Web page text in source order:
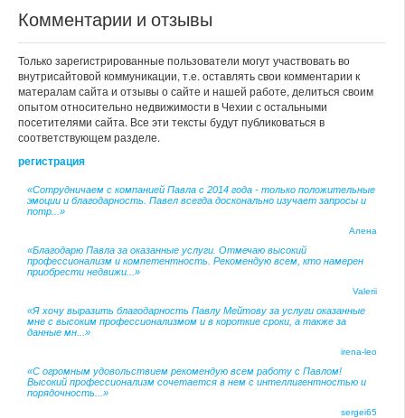
Комментарии и отзывы
Только зарегистрированные пользователи могут участвовать во
внутрисайтовой коммуникации, т.е. оставлять свои комментарии к
матералам сайта и отзывы о сайте и нашей работе, делиться своим
опытом относительно недвижимости в Чехии с остальными
посетителями сайта. Все эти тексты будут публиковаться в
соответствующем разделе.
регистрация
«Сотрудничаем с компанией Павла с 2014 года - только положительные
эмоции и благодарность. Павел всегда досконально изучает запросы и
потр...»
Алена
«Благодарю Павла за оказанные услуги. Отмечаю высокий
профессионализм и компетентность. Рекомендую всем, кто намерен
приобрести недвижи...»
Valerii
«Я хочу выразить благодарность Павлу Мейтову за услуги оказанные
мне с высоким профессионализмом и в короткие сроки, а также за
данные мн...»
irena-leo
«С огромным удовольствием рекомендую всем работу с Павлом!
Высокий профессионализм сочетается в нем с интеллигентностью и
порядочность...»
sergei65